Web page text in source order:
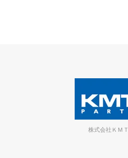
株式会社ＫＭＴ